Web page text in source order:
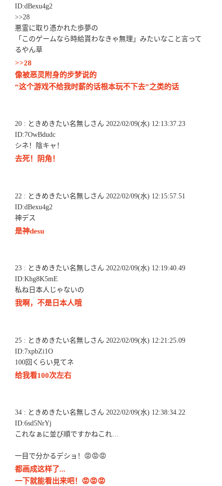
ID:dBexu4g2
>>28
悪霊に取り憑かれた歩夢の
「このゲームなら時給貰わなきゃ無理」みたいなこと言って
るやん草
>>28
像被恶灵附身的步梦说的
“这个游戏不给我时薪的话根本玩不下去”之类的话
20 : ときめきたい名無しさん 2022/02/09(水) 12:13:37.23
ID:7OwBdudc
シネ！陰キャ！
去死！阴角！
22 : ときめきたい名無しさん 2022/02/09(水) 12:15:57.51
ID:dBexu4g2
神デス
是神desu
23 : ときめきたい名無しさん 2022/02/09(水) 12:19:40.49
ID:Khg8K5mE
私ね日本人じゃないの
我啊，不是日本人哦
25 : ときめきたい名無しさん 2022/02/09(水) 12:21:25.09
ID:7xpbZi1O
100回くらい見てネ
给我看100次左右
34 : ときめきたい名無しさん 2022/02/09(水) 12:38:34.22
ID:6sd5NrYj
これなぁに並び順ですかねこれ…
一目で分かるデショ！😡😡😡
都画成这样了...
一下就能看出来吧！😡😡😡